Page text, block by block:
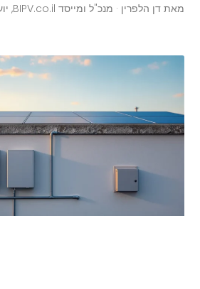
מאת דן הלפרין · מנכ"ל ומייסד BIPV.co.il, יועץ בנייה ירוקה